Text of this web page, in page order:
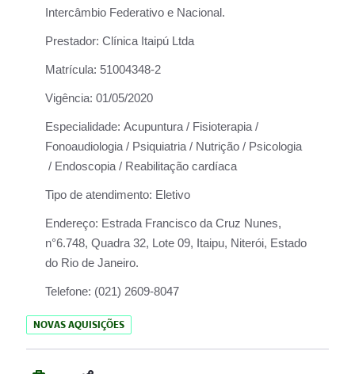
Intercâmbio Federativo e Nacional.
Prestador: Clínica Itaipú Ltda
Matrícula: 51004348-2
Vigência: 01/05/2020
Especialidade: Acupuntura / Fisioterapia /
Fonoaudiologia / Psiquiatria / Nutrição / Psicologia
/ Endoscopia / Reabilitação cardíaca
Tipo de atendimento: Eletivo
Endereço: Estrada Francisco da Cruz Nunes,
n°6.748, Quadra 32, Lote 09, Itaipu, Niterói, Estado
do Rio de Janeiro.
Telefone: (021) 2609-8047
NOVAS AQUISIÇÕES